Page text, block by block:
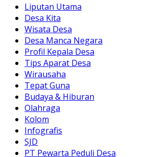
Liputan Utama
Desa Kita
Wisata Desa
Desa Manca Negara
Profil Kepala Desa
Tips Aparat Desa
Wirausaha
Tepat Guna
Budaya & Hiburan
Olahraga
Kolom
Infografis
SJD
PT Pewarta Peduli Desa